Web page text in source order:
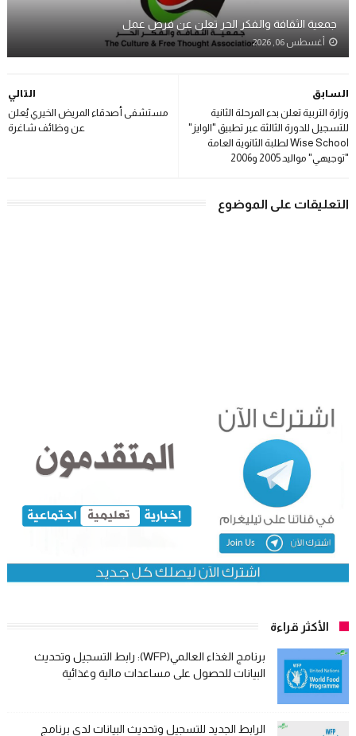
جمعية الثقافة والفكر الحر تعلن عن فرص عمل
أغسطس 06, 2026
التالي
مستشفى أصدقاء المريض الخيري يُعلن
عن وظائف شاغرة
السابق
وزارة التربية تعلن بدء المرحلة الثانية
للتسجيل للدورة الثالثة عبر تطبيق "الوايز"
Wise School لطلبة الثانوية العامة
"توجيهي" مواليد 2005 و2006
التعليقات على الموضوع
الأكثر قراءة
برنامج الغذاء العالمي(WFP): رابط التسجيل وتحديث
البيانات للحصول على مساعدات مالية وغذائية
الرابط الجديد للتسجيل وتحديث البيانات لدى برنامج